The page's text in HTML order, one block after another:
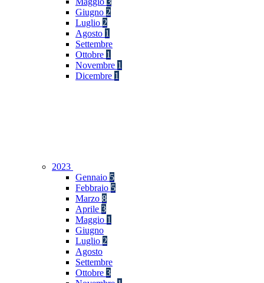
Giugno 2
Luglio 2
Agosto 1
Settembre
Ottobre 1
Novembre 1
Dicembre 1
2023
Gennaio 5
Febbraio 5
Marzo 8
Aprile 3
Maggio 1
Giugno
Luglio 2
Agosto
Settembre
Ottobre 3